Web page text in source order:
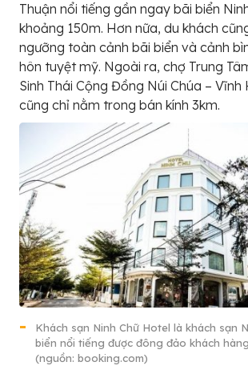
Thuận nổi tiếng gần ngay bãi biển
khoảng 150m. Hơn nữa, du khách
ngưỡng toàn cảnh bãi biển và cảnh
hôn tuyệt mỹ. Ngoài ra, chợ Trung
Sinh Thái Cộng Đồng Núi Chúa – Vĩnh
cũng chỉ nằm trong bán kính 3km.
Khách sạn Ninh Chữ Hotel là khách sạn
biển nổi tiếng được đông đảo khách
(nguồn: booking.com)